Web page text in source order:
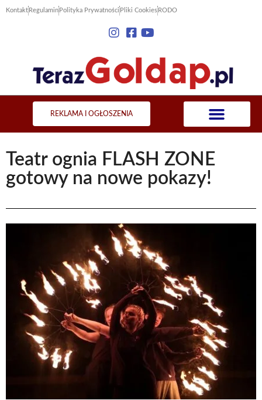
Kontakt Regulamin Polityka Prywatności Pliki Cookies RODO
REKLAMA I OGŁOSZENIA
Teatr ognia FLASH ZONE
gotowy na nowe pokazy!